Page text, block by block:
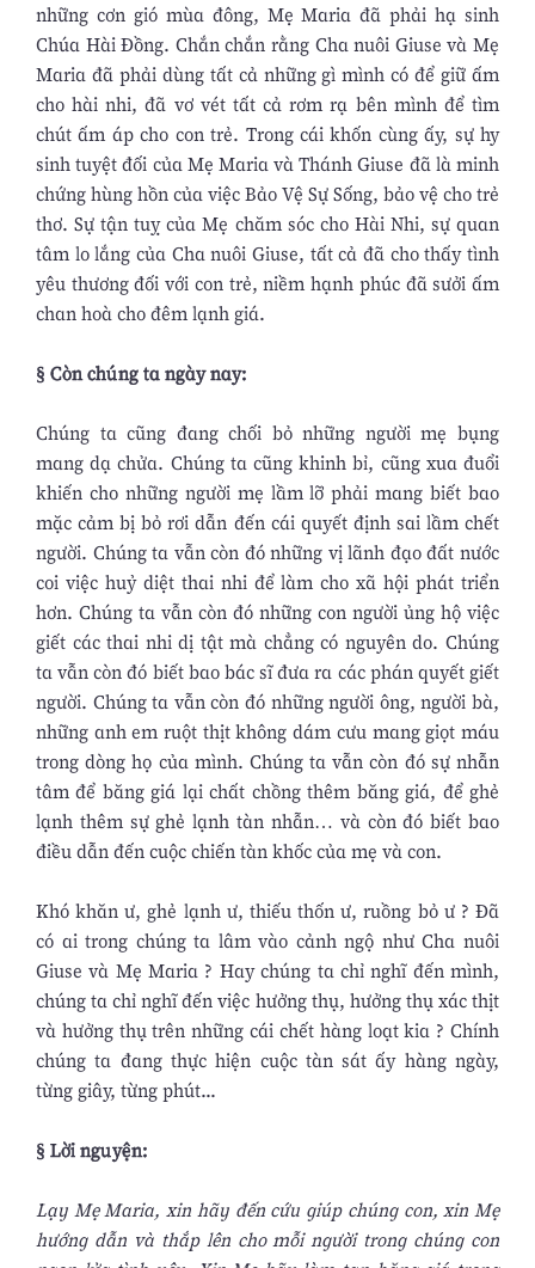
những cơn gió mùa đông, Mẹ Maria đã phải hạ sinh
Chúa Hài Đồng. Chắn chắn rằng Cha nuôi Giuse và Mẹ
Maria đã phải dùng tất cả những gì mình có để giữ ấm
cho hài nhi, đã vơ vét tất cả rơm rạ bên mình để tìm
chút ấm áp cho con trẻ. Trong cái khốn cùng ấy, sự hy
sinh tuyệt đối của Mẹ Maria và Thánh Giuse đã là minh
chứng hùng hồn của việc Bảo Vệ Sự Sống, bảo vệ cho trẻ
thơ. Sự tận tuỵ của Mẹ chăm sóc cho Hài Nhi, sự quan
tâm lo lắng của Cha nuôi Giuse, tất cả đã cho thấy tình
yêu thương đối với con trẻ, niềm hạnh phúc đã sưởi ấm
chan hoà cho đêm lạnh giá.
§ Còn chúng ta ngày nay:
Chúng ta cũng đang chối bỏ những người mẹ bụng
mang dạ chửa. Chúng ta cũng khinh bỉ, cũng xua đuổi
khiến cho những người mẹ lầm lỡ phải mang biết bao
mặc cảm bị bỏ rơi dẫn đến cái quyết định sai lầm chết
người. Chúng ta vẫn còn đó những vị lãnh đạo đất nước
coi việc huỷ diệt thai nhi để làm cho xã hội phát triển
hơn. Chúng ta vẫn còn đó những con người ủng hộ việc
giết các thai nhi dị tật mà chẳng có nguyên do. Chúng
ta vẫn còn đó biết bao bác sĩ đưa ra các phán quyết giết
người. Chúng ta vẫn còn đó những người ông, người bà,
những anh em ruột thịt không dám cưu mang giọt máu
trong dòng họ của mình. Chúng ta vẫn còn đó sự nhẫn
tâm để băng giá lại chất chồng thêm băng giá, để ghẻ
lạnh thêm sự ghẻ lạnh tàn nhẫn… và còn đó biết bao
điều dẫn đến cuộc chiến tàn khốc của mẹ và con.
Khó khăn ư, ghẻ lạnh ư, thiếu thốn ư, ruồng bỏ ư ? Đã
có ai trong chúng ta lâm vào cảnh ngộ như Cha nuôi
Giuse và Mẹ Maria ? Hay chúng ta chỉ nghĩ đến mình,
chúng ta chỉ nghĩ đến việc hưởng thụ, hưởng thụ xác thịt
và hưởng thụ trên những cái chết hàng loạt kia ? Chính
chúng ta đang thực hiện cuộc tàn sát ấy hàng ngày,
từng giây, từng phút...
§ Lời nguyện:
Lạy Mẹ Maria, xin hãy đến cứu giúp chúng con, xin Mẹ
hướng dẫn và thắp lên cho mỗi người trong chúng con